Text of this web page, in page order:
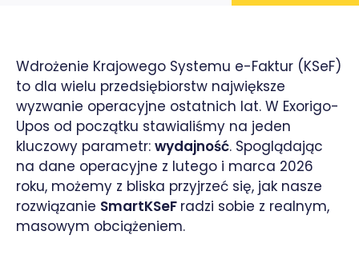
Wdrożenie Krajowego Systemu e-Faktur (KSeF)
to dla wielu przedsiębiorstw największe
wyzwanie operacyjne ostatnich lat. W Exorigo-
Upos od początku stawialiśmy na jeden
kluczowy parametr: wydajność. Spoglądając
na dane operacyjne z lutego i marca 2026
roku, możemy z bliska przyjrzeć się, jak nasze
rozwiązanie SmartKSeF radzi sobie z realnym,
masowym obciążeniem.